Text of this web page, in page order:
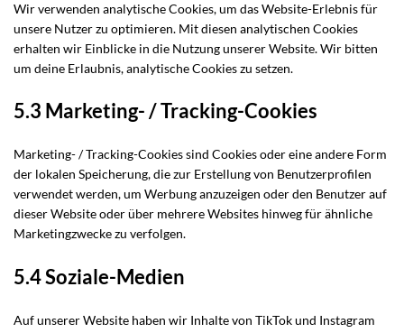
Wir verwenden analytische Cookies, um das Website-Erlebnis für
unsere Nutzer zu optimieren. Mit diesen analytischen Cookies
erhalten wir Einblicke in die Nutzung unserer Website. Wir bitten
um deine Erlaubnis, analytische Cookies zu setzen.
5.3 Marketing- / Tracking-Cookies
Marketing- / Tracking-Cookies sind Cookies oder eine andere Form
der lokalen Speicherung, die zur Erstellung von Benutzerprofilen
verwendet werden, um Werbung anzuzeigen oder den Benutzer auf
dieser Website oder über mehrere Websites hinweg für ähnliche
Marketingzwecke zu verfolgen.
5.4 Soziale-Medien
Auf unserer Website haben wir Inhalte von TikTok und Instagram